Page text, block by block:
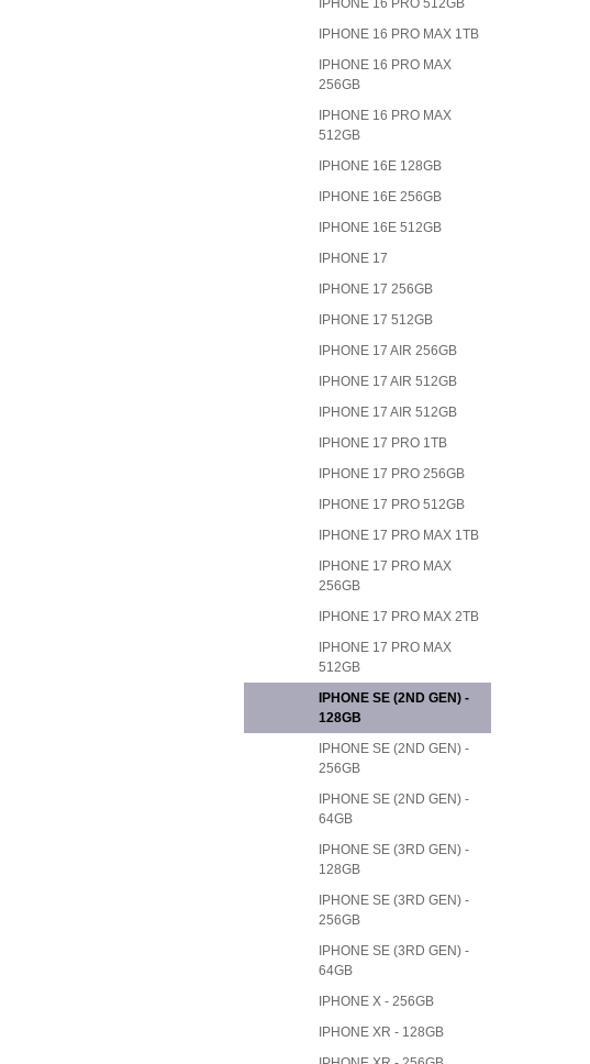
IPHONE 16 PRO 512GB
IPHONE 16 PRO MAX 1TB
IPHONE 16 PRO MAX
256GB
IPHONE 16 PRO MAX
512GB
IPHONE 16E 128GB
IPHONE 16E 256GB
IPHONE 16E 512GB
IPHONE 17
IPHONE 17 256GB
IPHONE 17 512GB
IPHONE 17 AIR 256GB
IPHONE 17 AIR 512GB
IPHONE 17 AIR 512GB
IPHONE 17 PRO 1TB
IPHONE 17 PRO 256GB
IPHONE 17 PRO 512GB
IPHONE 17 PRO MAX 1TB
IPHONE 17 PRO MAX
256GB
IPHONE 17 PRO MAX 2TB
IPHONE 17 PRO MAX
512GB
IPHONE SE (2ND GEN) -
128GB
IPHONE SE (2ND GEN) -
256GB
IPHONE SE (2ND GEN) -
64GB
IPHONE SE (3RD GEN) -
128GB
IPHONE SE (3RD GEN) -
256GB
IPHONE SE (3RD GEN) -
64GB
IPHONE X - 256GB
IPHONE XR - 128GB